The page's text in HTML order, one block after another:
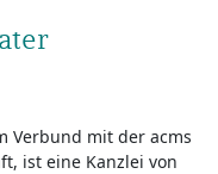
Verbund mit der acms
ist eine Kanzlei von